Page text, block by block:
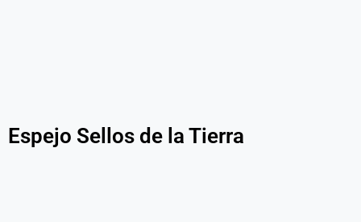
Espejo Sellos de la Tierra